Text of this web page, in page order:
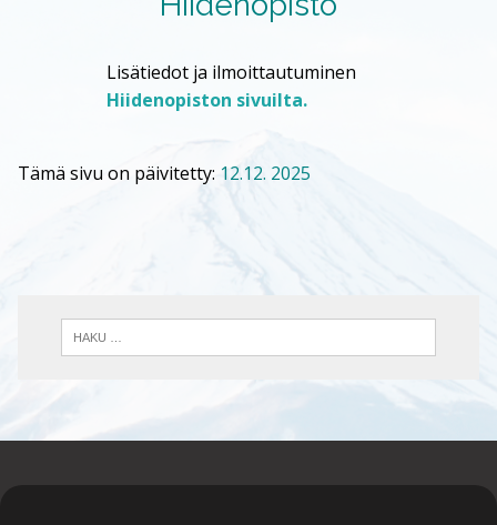
Lisätiedot ja ilmoittautuminen
Hiidenopiston sivuilta.
Tämä sivu on päivitetty: 12.12. 2025